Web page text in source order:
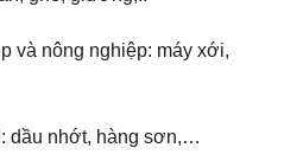
và nông nghiệp: máy xới,
dầu nhớt, hàng sơn,…